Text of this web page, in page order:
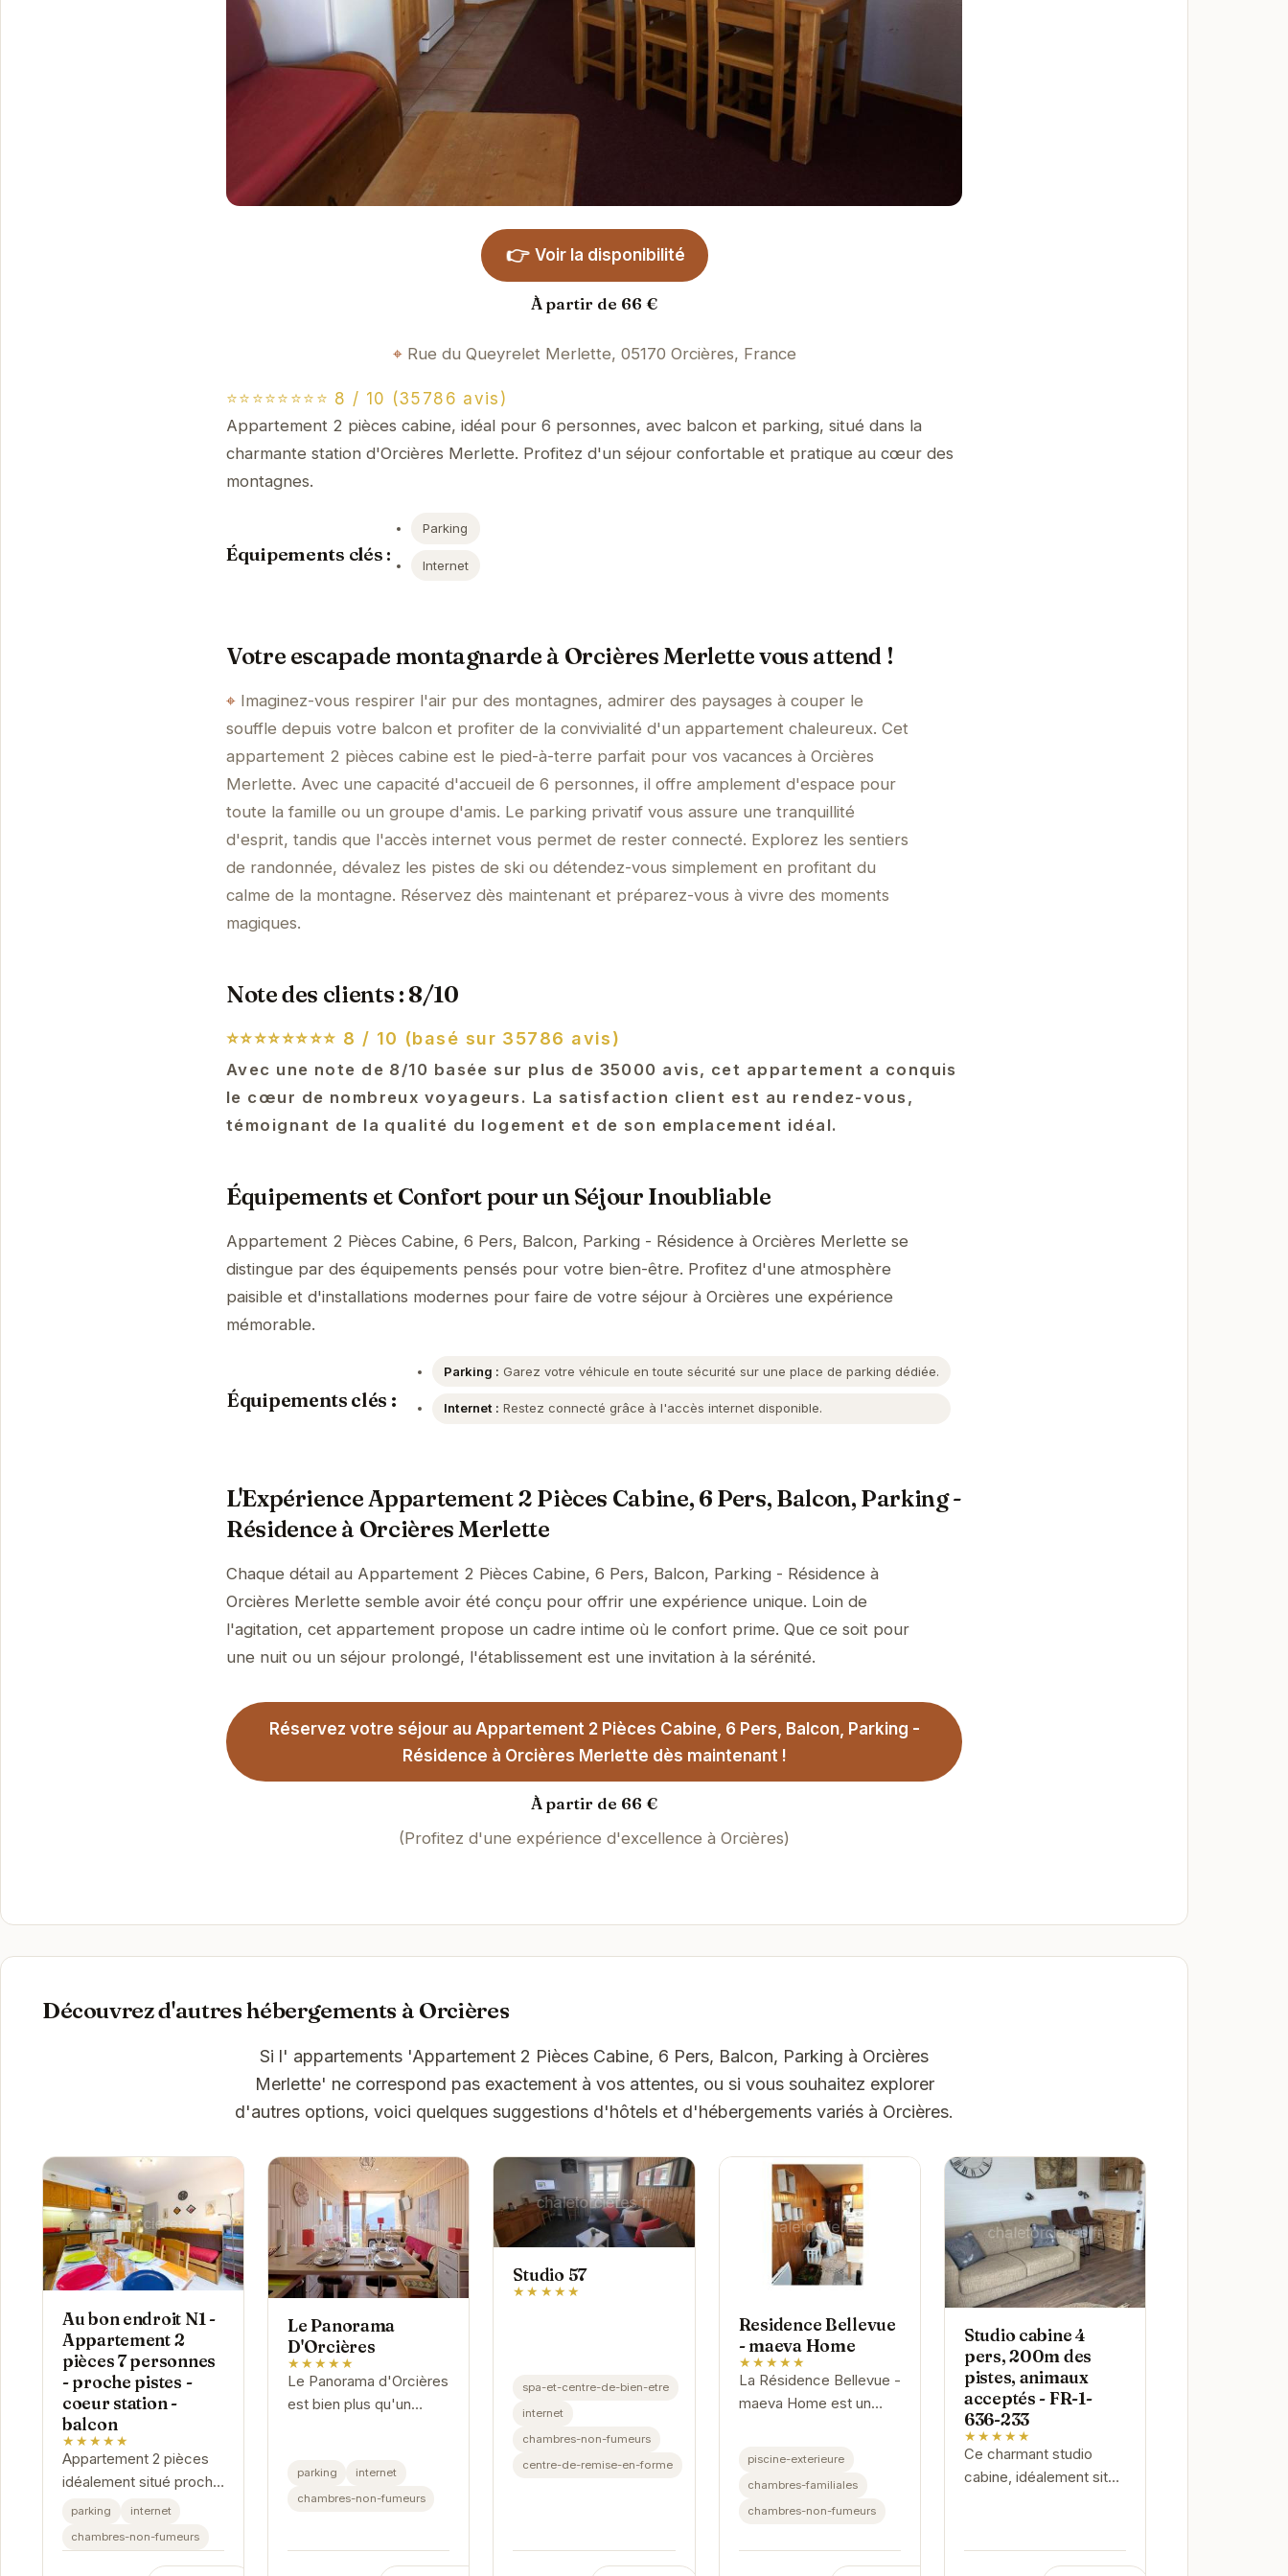
👉 Voir la disponibilité
À partir de 66 €
Rue du Queyrelet Merlette, 05170 Orcières, France
⭐⭐⭐⭐⭐⭐⭐⭐ 8 / 10 (35786 avis)
Appartement 2 pièces cabine, idéal pour 6 personnes, avec balcon et parking, situé dans la
charmante station d'Orcières Merlette. Profitez d'un séjour confortable et pratique au cœur des
montagnes.
Équipements clés :
Parking
Internet
Votre escapade montagnarde à Orcières Merlette vous attend !
Imaginez-vous respirer l'air pur des montagnes, admirer des paysages à couper le
souffle depuis votre balcon et profiter de la convivialité d'un appartement chaleureux. Cet
appartement 2 pièces cabine est le pied-à-terre parfait pour vos vacances à Orcières
Merlette. Avec une capacité d'accueil de 6 personnes, il offre amplement d'espace pour
toute la famille ou un groupe d'amis. Le parking privatif vous assure une tranquillité
d'esprit, tandis que l'accès internet vous permet de rester connecté. Explorez les sentiers
de randonnée, dévalez les pistes de ski ou détendez-vous simplement en profitant du
calme de la montagne. Réservez dès maintenant et préparez-vous à vivre des moments
magiques.
Note des clients : 8/10
⭐⭐⭐⭐⭐⭐⭐⭐ 8 / 10 (basé sur 35786 avis)
Avec une note de 8/10 basée sur plus de 35000 avis, cet appartement a conquis
le cœur de nombreux voyageurs. La satisfaction client est au rendez-vous,
témoignant de la qualité du logement et de son emplacement idéal.
Équipements et Confort pour un Séjour Inoubliable
Appartement 2 Pièces Cabine, 6 Pers, Balcon, Parking - Résidence à Orcières Merlette se
distingue par des équipements pensés pour votre bien-être. Profitez d'une atmosphère
paisible et d'installations modernes pour faire de votre séjour à Orcières une expérience
mémorable.
Équipements clés :
Parking : Garez votre véhicule en toute sécurité sur une place de parking dédiée.
Internet : Restez connecté grâce à l'accès internet disponible.
L'Expérience Appartement 2 Pièces Cabine, 6 Pers, Balcon, Parking -
Résidence à Orcières Merlette
Chaque détail au Appartement 2 Pièces Cabine, 6 Pers, Balcon, Parking - Résidence à
Orcières Merlette semble avoir été conçu pour offrir une expérience unique. Loin de
l'agitation, cet appartement propose un cadre intime où le confort prime. Que ce soit pour
une nuit ou un séjour prolongé, l'établissement est une invitation à la sérénité.
Réservez votre séjour au Appartement 2 Pièces Cabine, 6 Pers, Balcon, Parking -
Résidence à Orcières Merlette dès maintenant !
À partir de 66 €
(Profitez d'une expérience d'excellence à Orcières)
Découvrez d'autres hébergements à Orcières
Si l' appartements 'Appartement 2 Pièces Cabine, 6 Pers, Balcon, Parking à Orcières
Merlette' ne correspond pas exactement à vos attentes, ou si vous souhaitez explorer
d'autres options, voici quelques suggestions d'hôtels et d'hébergements variés à Orcières.
Au bon endroit N1 -
Appartement 2
pièces 7 personnes
- proche pistes -
coeur station -
balcon
★★★★★
Appartement 2 pièces
idéalement situé proche
des pistes et au coeur
Capacité d'accueil
parking
internet
chambres-non-fumeurs
Le Panorama
D'Orcières
★★★★★
Le Panorama d'Orcières
est bien plus qu'un
détente et à l'évasion au
cœur des
parking
internet
chambres-non-fumeurs
Studio 57
★★★★★
spa-et-centre-de-bien-etre
internet
chambres-non-fumeurs
centre-de-remise-en-forme
Residence Bellevue
- maeva Home
★★★★★
La Résidence Bellevue -
maeva Home est un
et relaxant dans un...
piscine-exterieure
chambres-familiales
chambres-non-fumeurs
Studio cabine 4
pers, 200m des
pistes, animaux
acceptés - FR-1-
636-233
★★★★★
Ce charmant studio
cabine, idéalement situé
espace confortable
pour 4 personnes.